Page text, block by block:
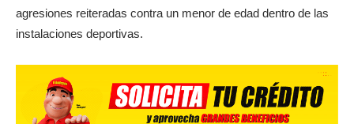
agresiones reiteradas contra un menor de edad dentro de las
instalaciones deportivas.